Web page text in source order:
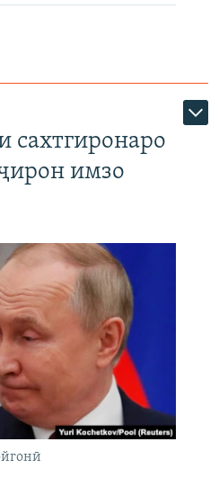
сахтгиронаро
имзо